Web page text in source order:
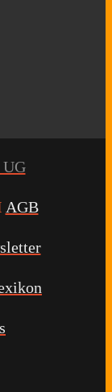
UG
AGB